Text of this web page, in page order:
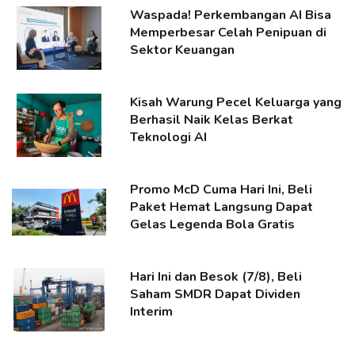
Waspada! Perkembangan AI Bisa
Memperbesar Celah Penipuan di
Sektor Keuangan
Kisah Warung Pecel Keluarga yang
Berhasil Naik Kelas Berkat
Teknologi AI
Promo McD Cuma Hari Ini, Beli
Paket Hemat Langsung Dapat
Gelas Legenda Bola Gratis
Hari Ini dan Besok (7/8), Beli
Saham SMDR Dapat Dividen
Interim